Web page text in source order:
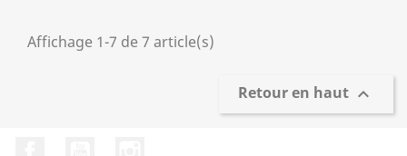
Affichage 1-7 de 7 article(s)
Retour en haut 